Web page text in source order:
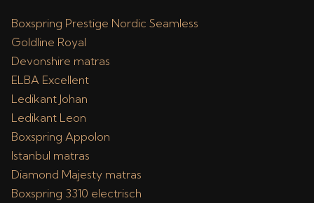
Boxspring Prestige Nordic Seamless
Goldline Royal
Devonshire matras
ELBA Excellent
Ledikant Johan
Ledikant Leon
Boxspring Appolon
Istanbul matras
Diamond Majesty matras
Boxspring 3310 electrisch